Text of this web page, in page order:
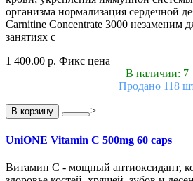
организма нормализация сердечной
Carnitine Concentrate 3000 незаменим
занятиях с
1 400.00 р. Фикс цена
В наличии: 7
Продано 118
В корзину >
UniONE Vitamin С 500mg 60 caps
Витамин С - мощный антиоксидант,